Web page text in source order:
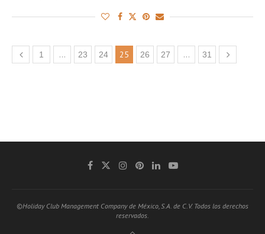
1 … 23 24 25 26 27 … 31
©Holiday Club Management Company de México, S.A. de C.V. Todos los derechos
reservados.